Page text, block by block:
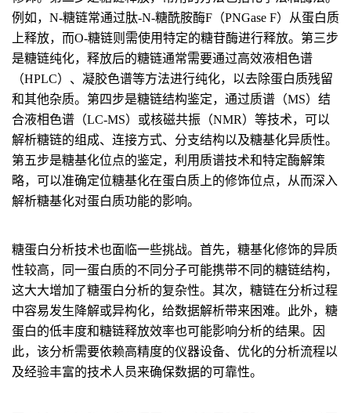
例如，N-糖链常通过肽-N-糖酰胺酶F（PNGase F）从蛋白质
上释放，而O-糖链则需使用特定的糖苷酶进行释放。第三步
是糖链纯化，释放后的糖链通常需要通过高效液相色谱
（HPLC）、凝胶色谱等方法进行纯化，以去除蛋白质残留
和其他杂质。第四步是糖链结构鉴定，通过质谱（MS）结
合液相色谱（LC-MS）或核磁共振（NMR）等技术，可以
解析糖链的组成、连接方式、分支结构以及糖基化异质性。
第五步是糖基化位点的鉴定，利用质谱技术和特定酶解策
略，可以准确定位糖基化在蛋白质上的修饰位点，从而深入
解析糖基化对蛋白质功能的影响。
糖蛋白分析技术也面临一些挑战。首先，糖基化修饰的异质
性较高，同一蛋白质的不同分子可能携带不同的糖链结构，
这大大增加了糖蛋白分析的复杂性。其次，糖链在分析过程
中容易发生降解或异构化，给数据解析带来困难。此外，糖
蛋白的低丰度和糖链释放效率也可能影响分析的结果。因
此，该分析需要依赖高精度的仪器设备、优化的分析流程以
及经验丰富的技术人员来确保数据的可靠性。